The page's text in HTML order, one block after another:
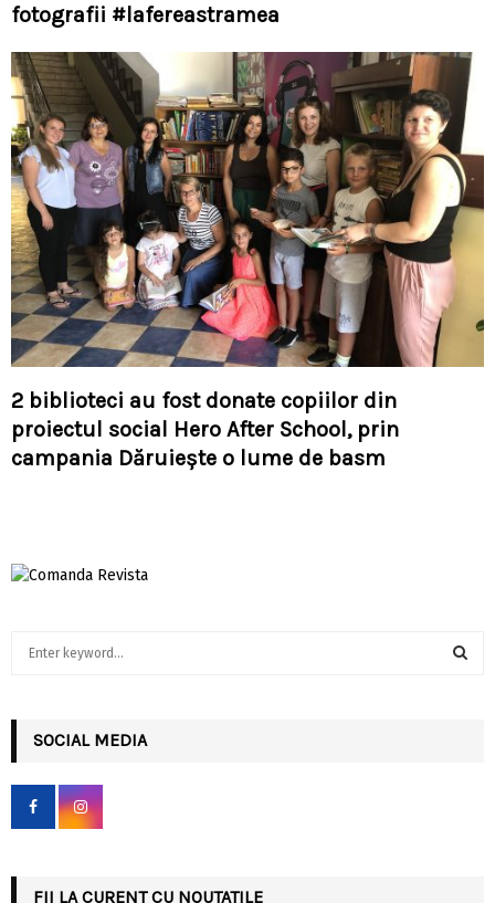
fotografii #lafereastramea
2 biblioteci au fost donate copiilor din
proiectul social Hero After School, prin
campania Dăruiește o lume de basm
h
f
r
SOCIAL MEDIA
FII LA CURENT CU NOUTATILE